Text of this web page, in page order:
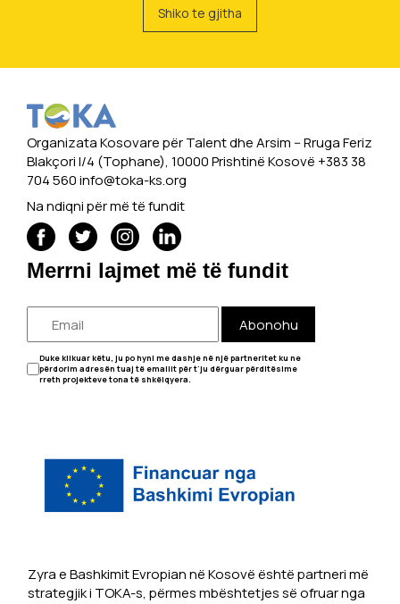
Shiko te gjitha
Organizata Kosovare për Talent dhe Arsim -- Rruga Feriz
Blakçori I/4 (Tophane), 10000 Prishtinë Kosovë +383 38
704 560info@toka-ks.org
Na ndiqni për më të fundit
Merrni lajmet më të fundit
Abonohu
Duke klikuar këtu, ju po hyni me dashje në një partneritet ku ne
përdorim adresën tuaj të emailit për t'ju dërguar përditësime
rreth projekteve tona të shkëlqyera.
Zyra e Bashkimit Evropian në Kosovë është partneri më
strategjik i TOKA-s, përmes mbështetjes së ofruar nga